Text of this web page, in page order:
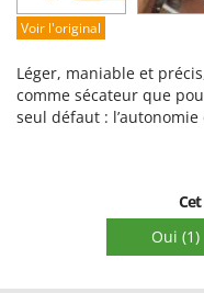
Facilité de montage
Voir l'original
Léger, maniable et
comme sécateur que
seul défaut :
Oui (1)